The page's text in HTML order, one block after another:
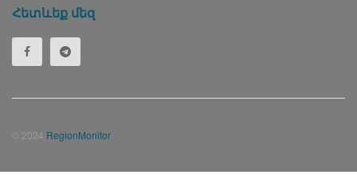
Հետևեք մեզ
© 2024 RegionMonitor